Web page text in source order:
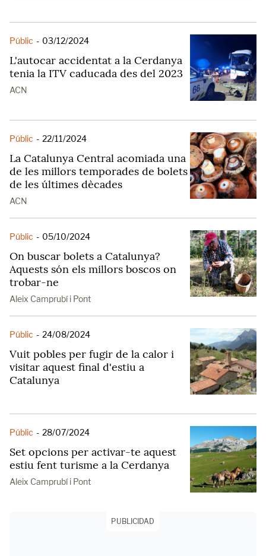
Públic - 03/12/2024
L'autocar accidentat a la Cerdanya
tenia la ITV caducada des del 2023
ACN
Públic - 22/11/2024
La Catalunya Central acomiada una
de les millors temporades de bolets
de les últimes dècades
ACN
Públic - 05/10/2024
On buscar bolets a Catalunya?
Aquests són els millors boscos on
trobar-ne
Aleix Camprubí i Pont
Públic - 24/08/2024
Vuit pobles per fugir de la calor i
visitar aquest final d'estiu a
Catalunya
Públic - 28/07/2024
Set opcions per activar-te aquest
estiu fent turisme a la Cerdanya
Aleix Camprubí i Pont
PUBLICIDAD